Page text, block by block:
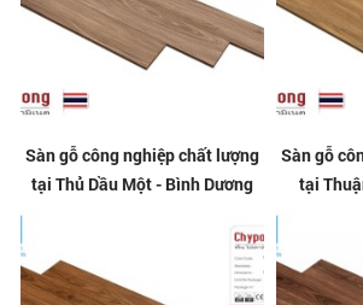
Sàn gỗ công nghiệp chất lượng
tại Thủ Dầu Một - Bình Dương
Sàn gỗ
tại